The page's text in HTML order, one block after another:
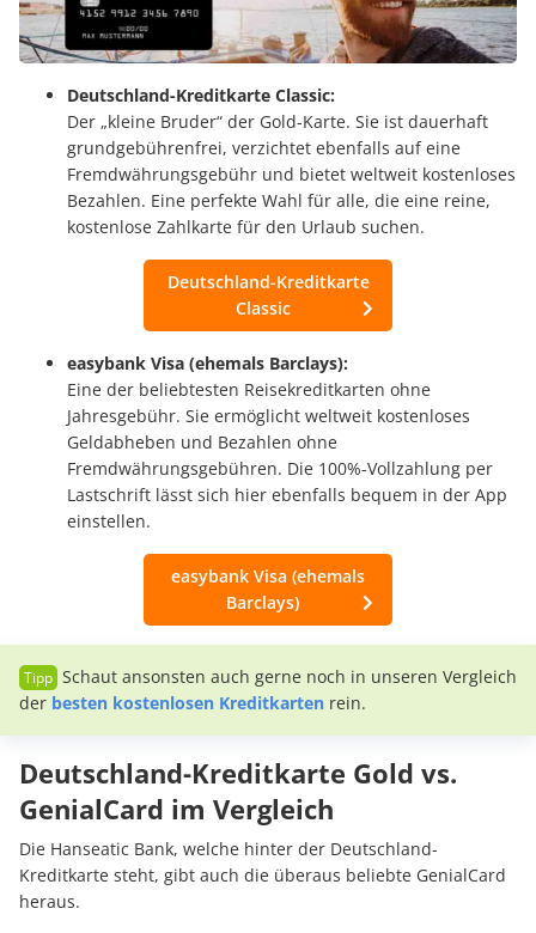
Deutschland-Kreditkarte Classic:
Der „kleine Bruder“ der Gold-Karte. Sie ist dauerhaft
grundgebührenfrei, verzichtet ebenfalls auf eine
Fremdwährungsgebühr und bietet weltweit kostenloses
Bezahlen. Eine perfekte Wahl für alle, die eine reine,
kostenlose Zahlkarte für den Urlaub suchen.
Deutschland-Kreditkarte
Classic
easybank Visa (ehemals Barclays):
Eine der beliebtesten Reisekreditkarten ohne
Jahresgebühr. Sie ermöglicht weltweit kostenloses
Geldabheben und Bezahlen ohne
Fremdwährungsgebühren. Die 100%-Vollzahlung per
Lastschrift lässt sich hier ebenfalls bequem in der App
einstellen.
easybank Visa (ehemals
Barclays)
Schaut ansonsten auch gerne noch in unseren Vergleich
der besten kostenlosen Kreditkarten rein.
Deutschland-Kreditkarte Gold vs.
GenialCard im Vergleich
Die Hanseatic Bank, welche hinter der Deutschland-
Kreditkarte steht, gibt auch die überaus beliebte GenialCard
heraus.